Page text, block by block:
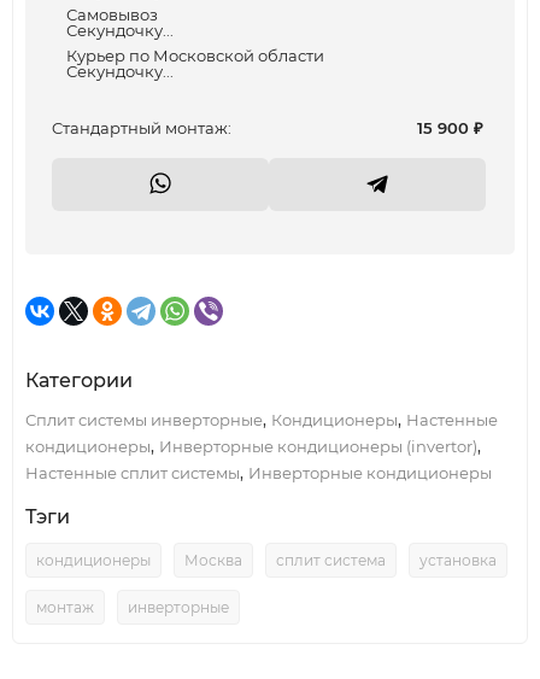
Самовывоз
Секундочку...
Курьер по Московской области
Секундочку...
Cтандартный монтаж: 15 900 ₽
Категории
Сплит системы инверторные, Кондиционеры, Настенные
кондиционеры, Инверторные кондиционеры (invertor),
Настенные сплит системы, Инверторные кондиционеры
Тэги
кондиционеры Москва сплит система установка
монтаж инверторные